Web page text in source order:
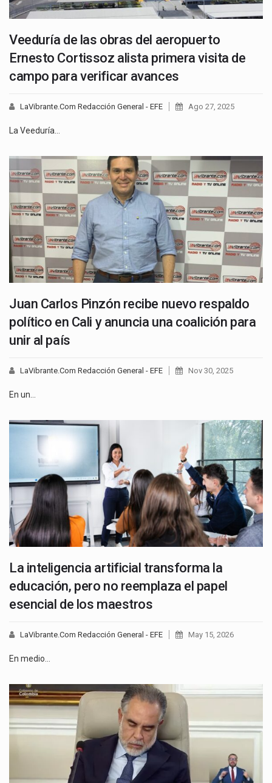
Veeduría de las obras del aeropuerto
Ernesto Cortissoz alista primera visita de
campo para verificar avances
LaVibrante.Com Redacción General - EFE Ago 27, 2025
La Veeduría…
Juan Carlos Pinzón recibe nuevo respaldo
político en Cali y anuncia una coalición para
unir al país
LaVibrante.Com Redacción General - EFE Nov 30, 2025
En un…
La inteligencia artificial transforma la
educación, pero no reemplaza el papel
esencial de los maestros
LaVibrante.Com Redacción General - EFE May 15, 2026
En medio…